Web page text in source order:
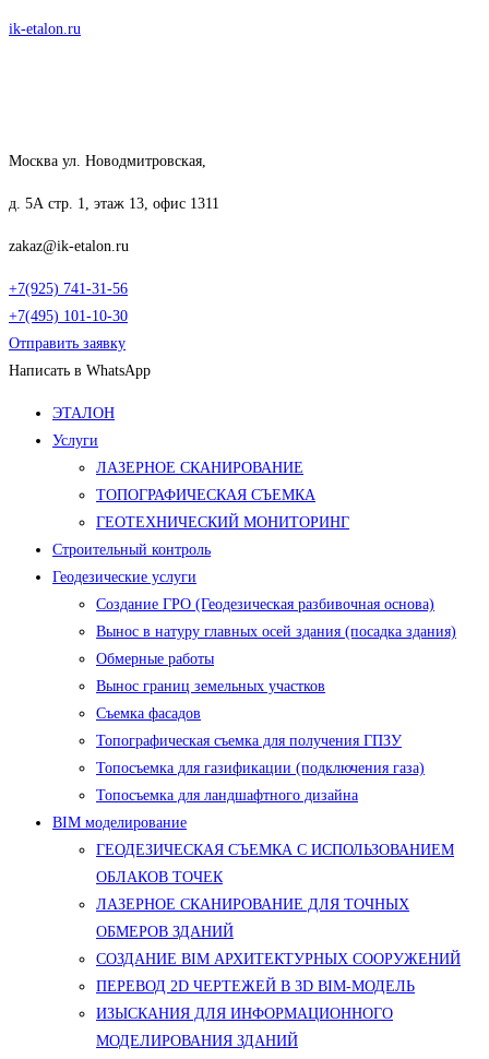
Перейти
ik-etalon.ru
Москва ул. Новодмитровская,
д. 5А стр. 1, этаж 13, офис 1311
zakaz@ik-etalon.ru
+7(925) 741-31-56
+7(495) 101-10-30
Отправить заявку
Написать в WhatsApp
Меню
ЭТАЛОН
Услуги
ЛАЗЕРНОЕ СКАНИРОВАНИЕ
ТОПОГРАФИЧЕСКАЯ СЪЕМКА
ГЕОТЕХНИЧЕСКИЙ МОНИТОРИНГ
Строительный контроль
Геодезические услуги
Создание ГРО (Геодезическая разбивочная основа)
Вынос в натуру главных осей здания (посадка здания)
Обмерные работы
Вынос границ земельных участков
Съемка фасадов
Топографическая съемка для получения ГПЗУ
Топосъемка для газификации (подключения газа)
Топосъемка для ландшафтного дизайна
BIM моделирование
ГЕОДЕЗИЧЕСКАЯ СЪЕМКА С ИСПОЛЬЗОВАНИЕМ
ОБЛАКОВ ТОЧЕК
ЛАЗЕРНОЕ СКАНИРОВАНИЕ ДЛЯ ТОЧНЫХ
ОБМЕРОВ ЗДАНИЙ
СОЗДАНИЕ BIM АРХИТЕКТУРНЫХ СООРУЖЕНИЙ
ПЕРЕВОД 2D ЧЕРТЕЖЕЙ В 3D BIM-МОДЕЛЬ
ИЗЫСКАНИЯ ДЛЯ ИНФОРМАЦИОННОГО
МОДЕЛИРОВАНИЯ ЗДАНИЙ